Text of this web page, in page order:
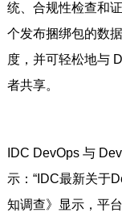
统、合规性检查和
个发布捆绑包的数
度，并可轻松地与
者共享。
IDC DevOps 与
示：“IDC最新关于
知调查》显示，平